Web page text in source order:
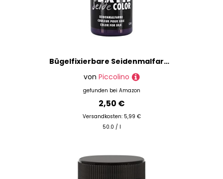
Bügelfixierbare Seidenmalfarbe Marinblau 50ml - Seidenfarbe Piccolino zum Malen - hochwertige Textilfarbe für Seide
von Piccolino
gefunden bei Amazon
2,50 €
Versandkosten: 5,99 €
50.0 / l